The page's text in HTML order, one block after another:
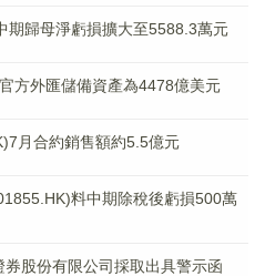
期歸母淨虧損擴大至5588.3萬元
方外匯儲備資產為4478億美元
月合約銷售額約5.5億元
料中期除稅後虧損500萬
股份有限公司採取出具警示函